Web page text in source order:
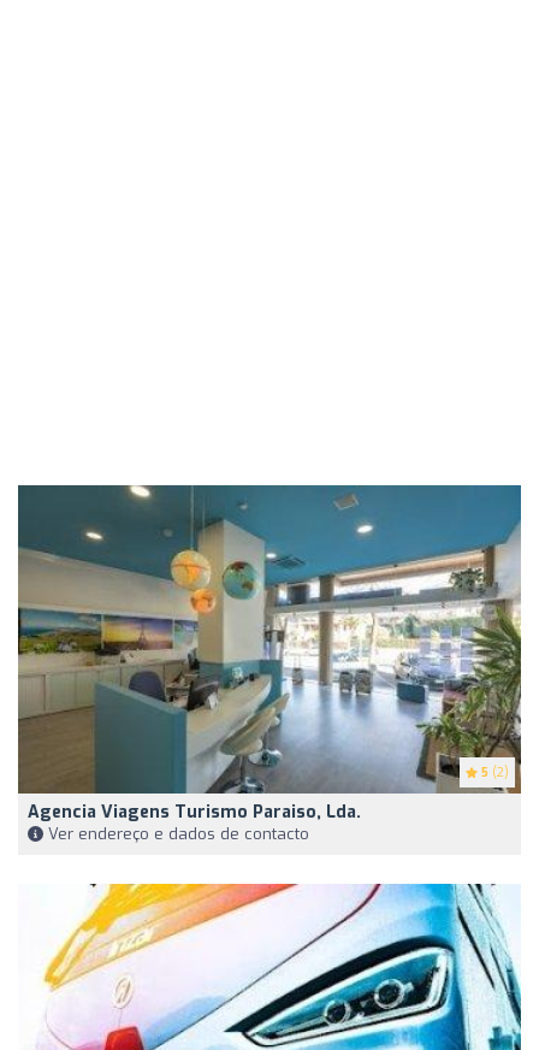
5 (2)
Agencia Viagens Turismo Paraiso, Lda.
Ver endereço e dados de contacto